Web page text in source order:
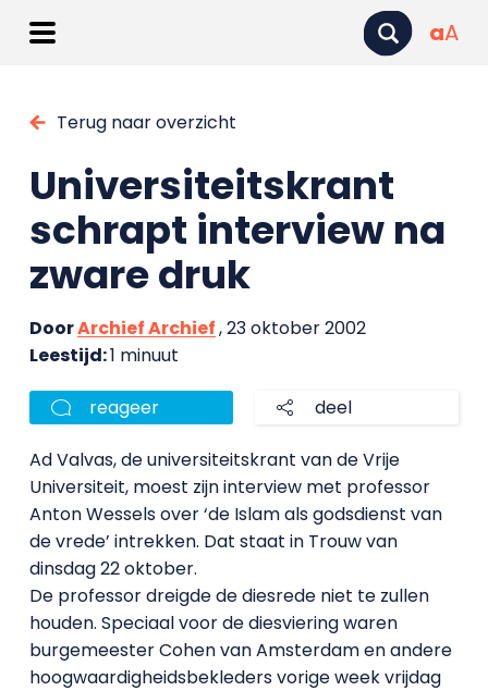
aA
Terug naar overzicht
Universiteitskrant
schrapt interview na
zware druk
DoorArchief Archief, 23 oktober 2002
Leestijd:1 minuut
reageer deel
Ad Valvas, de universiteitskrant van de Vrije
Universiteit, moest zijn interview met professor
Anton Wessels over ‘de Islam als godsdienst van
de vrede’ intrekken. Dat staat in Trouw van
dinsdag 22 oktober.
De professor dreigde de diesrede niet te zullen
houden. Speciaal voor de diesviering waren
burgemeester Cohen van Amsterdam en andere
hoogwaardigheidsbekleders vorige week vrijdag